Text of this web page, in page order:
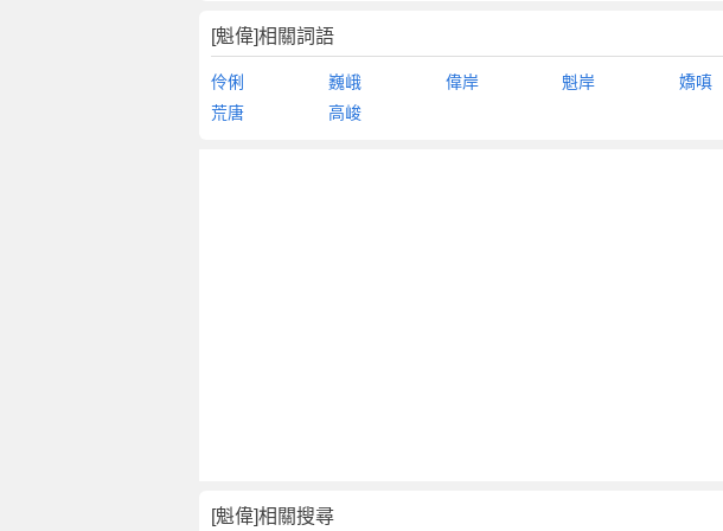
[魁偉]相關詞語
伶俐 巍峨 偉岸 魁岸 嬌嗔
荒唐
高峻
[魁偉]相關搜尋